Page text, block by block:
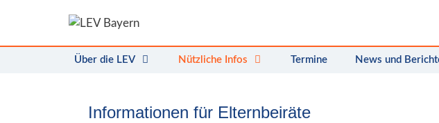
Über die LEV Nützliche Infos Termine News und
Informationen für Elternbeiräte